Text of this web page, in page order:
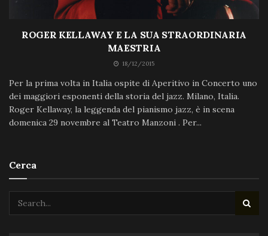
ROGER KELLAWAY E LA SUA STRAORDINARIA
MAESTRIA
18/12/2015
Per la prima volta in Italia ospite di Aperitivo in Concerto uno
dei maggiori esponenti della storia del jazz. Milano, Italia.
Roger Kellaway, la leggenda del pianismo jazz, è in scena
domenica 29 novembre al Teatro Manzoni . Per...
Cerca